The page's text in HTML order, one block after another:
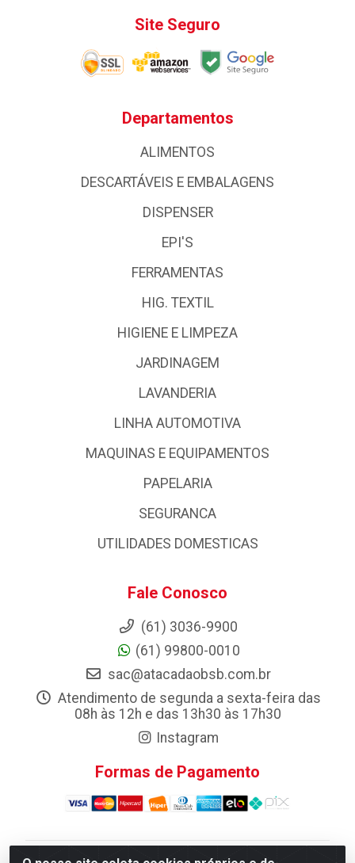
Site Seguro
Departamentos
ALIMENTOS
DESCARTÁVEIS E EMBALAGENS
DISPENSER
EPI'S
FERRAMENTAS
HIG. TEXTIL
HIGIENE E LIMPEZA
JARDINAGEM
LAVANDERIA
LINHA AUTOMOTIVA
MAQUINAS E EQUIPAMENTOS
PAPELARIA
SEGURANCA
UTILIDADES DOMESTICAS
Fale Conosco
(61) 3036-9900
(61) 99800-0010
sac@atacadaobsb.com.br
Atendimento de segunda a sexta-feira das
08h às 12h e das 13h30 às 17h30
Instagram
Formas de Pagamento